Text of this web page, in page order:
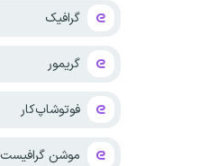
گرافیک
گریمور
فوتوشاپ‌کار
موشن گرافیست